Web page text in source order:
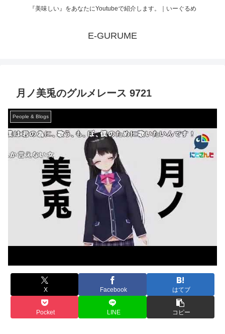
『美味しい』をあなたにYoutubeで紹介します。｜いーぐるめ
E-GURUME
月ノ美兎のグルメレース 9721
People & Blogs
X Facebook はてブ
Pocket LINE コピー